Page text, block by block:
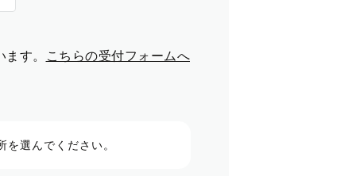
す。 こちらの受付フォームへ
選んでください。